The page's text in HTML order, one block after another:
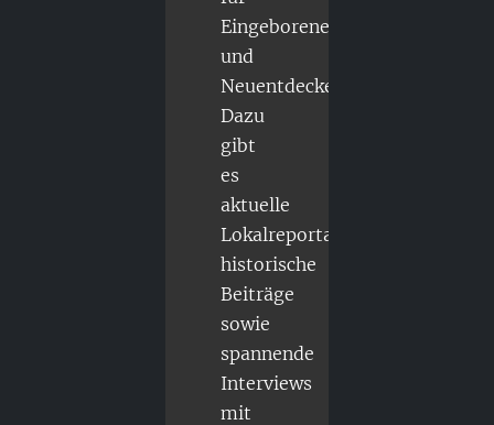
Eingeborene
und
Neuentdecker.
Dazu
gibt
es
aktuelle
Lokalreportagen,
historische
Beiträge
sowie
spannende
Interviews
mit